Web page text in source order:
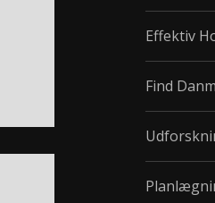
Effektiv
Find